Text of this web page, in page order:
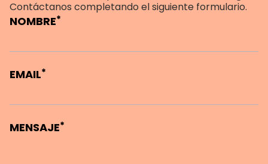
Contáctanos completando el siguiente formulario.
NOMBRE*
EMAIL*
MENSAJE*